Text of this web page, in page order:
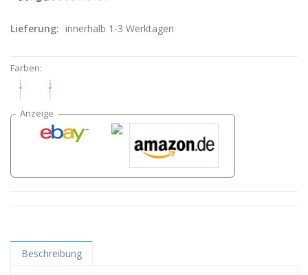
Lieferung: innerhalb 1-3 Werktagen
Farben:
Beschreibung